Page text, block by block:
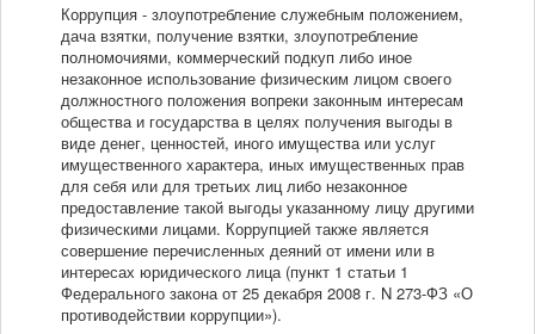
Коррупция - злоупотребление служебным положением,
дача взятки, получение взятки, злоупотребление
полномочиями, коммерческий подкуп либо иное
незаконное использование физическим лицом своего
должностного положения вопреки законным интересам
общества и государства в целях получения выгоды в
виде денег, ценностей, иного имущества или услуг
имущественного характера, иных имущественных прав
для себя или для третьих лиц либо незаконное
предоставление такой выгоды указанному лицу другими
физическими лицами. Коррупцией также является
совершение перечисленных деяний от имени или в
интересах юридического лица (пункт 1 статьи 1
Федерального закона от 25 декабря 2008 г. N 273-ФЗ «О
противодействии коррупции»).